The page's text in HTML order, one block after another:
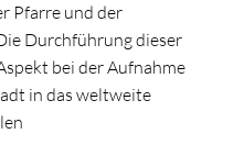
Pfarre und der
Durchführung dieser
bei der Aufnahme
in das weltweite